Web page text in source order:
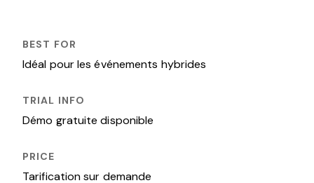
Idéal pour les événements hybrides
Démo gratuite disponible
Tarification sur demande